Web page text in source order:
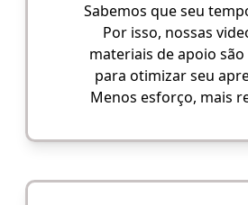
Sabemos que seu
Por isso, nossas
materiais de apoio
para otimizar seu
Menos esforço, mais